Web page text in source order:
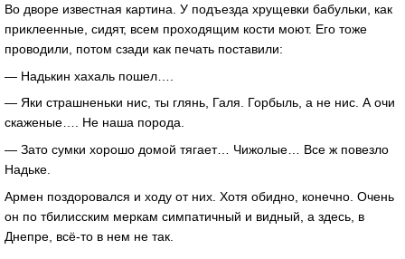
Во дворе известная картина. У подъезда хрущевки бабульки, как
приклеенные, сидят, всем проходящим кости моют. Его тоже
проводили, потом сзади как печать поставили:
— Надькин хахаль пошел….
— Яки страшненьки нис, ты глянь, Галя. Горбыль, а не нис. А очи
скаженые…. Не наша порода.
— Зато сумки хорошо домой тягает… Чижолые… Все ж повезло
Надьке.
Армен поздоровался и ходу от них. Хотя обидно, конечно. Очень
он по тбилисским меркам симпатичный и видный, а здесь, в
Днепре, всё-то в нем не так.